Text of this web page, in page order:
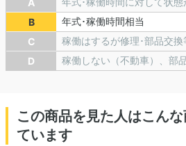
A
B
年式･稼働時間相当
C
稼働はするが修理･部品交
D
稼働しない（不動車）、部
この商品を見た人はこん
ています